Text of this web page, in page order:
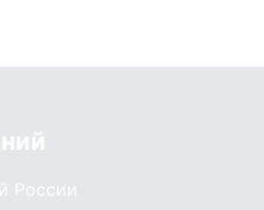
России